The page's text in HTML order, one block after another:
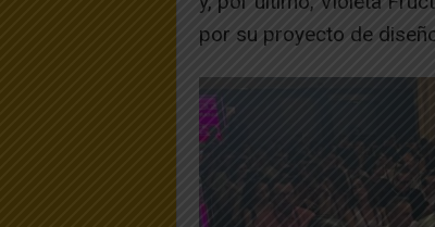
por su proyecto de